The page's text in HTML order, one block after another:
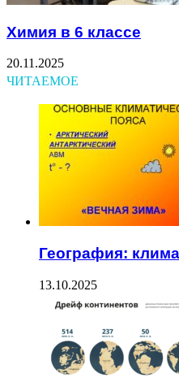
Химия в 6 классе
20.11.2025
ЧИТАЕМОЕ
География:
13.10.2025